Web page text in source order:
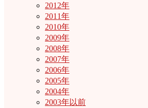
2012年
2011年
2010年
2009年
2008年
2007年
2006年
2005年
2004年
2003年以前